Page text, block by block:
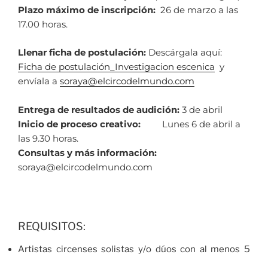
Plazo máximo de inscripción: 26 de marzo a las
17.00 horas.
Llenar ficha de postulación: Descárgala aquí:
Ficha de postulación_Investigacion escenica y
envíala a soraya@elcircodelmundo.com
Entrega de resultados de audición: 3 de abril
Inicio de proceso creativo: Lunes 6 de abril a
las 9.30 horas.
Consultas y más información:
soraya@elcircodelmundo.com
REQUISITOS:
Artistas circenses solistas y/o dúos con al menos 5